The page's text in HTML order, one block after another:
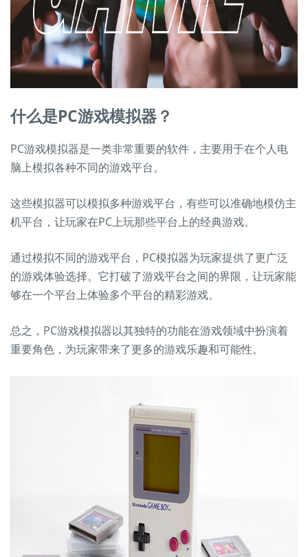
什么是PC游戏模拟器？
PC游戏模拟器是一类非常重要的软件，主要用于在个人电
脑上模拟各种不同的游戏平台。
这些模拟器可以模拟多种游戏平台，有些可以准确地模仿主
机平台，让玩家在PC上玩那些平台上的经典游戏。
通过模拟不同的游戏平台，PC模拟器为玩家提供了更广泛
的游戏体验选择。它打破了游戏平台之间的界限，让玩家能
够在一个平台上体验多个平台的精彩游戏。
总之，PC游戏模拟器以其独特的功能在游戏领域中扮演着
重要角色，为玩家带来了更多的游戏乐趣和可能性。